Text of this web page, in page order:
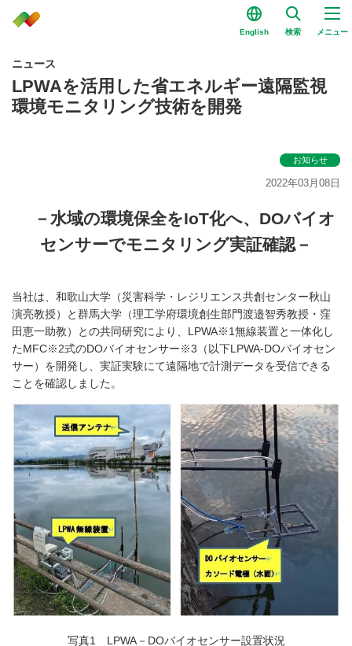
English 検索 メニュー
ニュース
LPWAを活用した省エネルギー遠隔監視
環境モニタリング技術を開発
お知らせ
2022年03月08日
－水域の環境保全をIoT化へ、DOバイオ
センサーでモニタリング実証確認－
当社は、和歌山大学（災害科学・レジリエンス共創センター秋山
演亮教授）と群馬大学（理工学府環境創生部門渡邉智秀教授・窪
田恵一助教）との共同研究により、LPWA※1無線装置と一体化し
たMFC※2式のDOバイオセンサー※3（以下LPWA-DOバイオセン
サー）を開発し、実証実験にて遠隔地で計測データを受信できる
ことを確認しました。
写真1 LPWA－DOバイオセンサー設置状況